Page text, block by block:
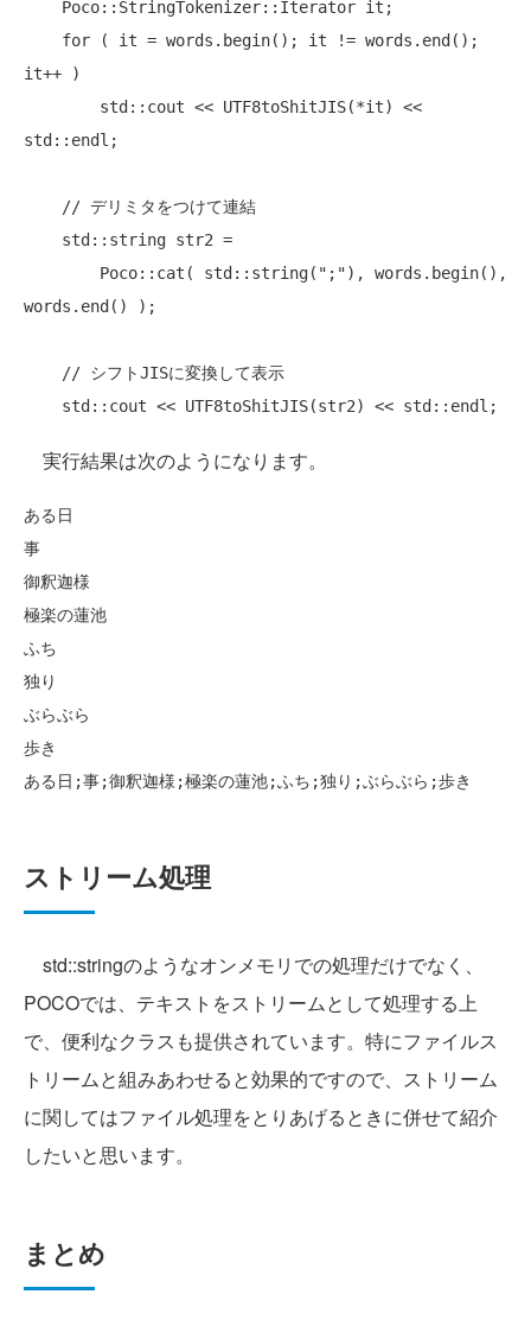
for ( it = words.begin(); it != words.end();
it++ )
std::endl;
// デリミタをつけて連結
        Poco::cat( std::string(
";"), words.begin(),
words.end() );
// シフトJISに変換して表示
実行結果は次のようになります。
ある日
事
御釈迦様
極楽の蓮池
ふち
独り
ぶらぶら
歩き
ストリーム処理
std::stringのようなオンメモリでの処理だけでなく、
POCOでは、テキストをストリームとして処理する上
で、便利なクラスも提供されています。特にファイルス
トリームと組みあわせると効果的ですので、ストリーム
に関してはファイル処理をとりあげるときに併せて紹介
したいと思います。
まとめ